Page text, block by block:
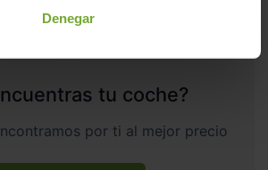
Denegar
tu coche?
por ti al mejor precio